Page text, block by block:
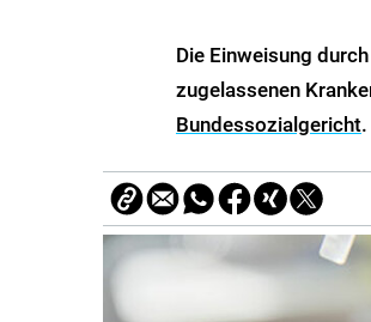
Die Einweisung
zugelassenen
Bundessozialgericht.